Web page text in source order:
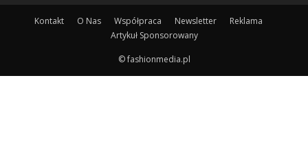
Kontakt O Nas Współpraca Newsletter
Reklama
Artykuł Sponsorowany
© fashionmedia.pl